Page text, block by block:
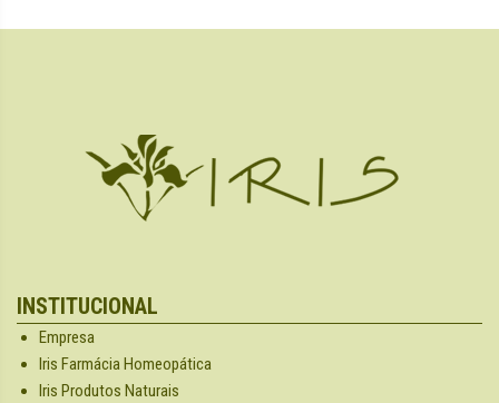
INSTITUCIONAL
Empresa
Iris Farmácia Homeopática
Iris Produtos Naturais